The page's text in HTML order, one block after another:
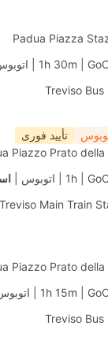
Padua Piazza
1h 30m |
Treviso Bus
تأیید فوری
Piazzo Prato della
1h | اتوبوس
Treviso Main Train
Piazzo Prato della
1h 15m |
Treviso Bus